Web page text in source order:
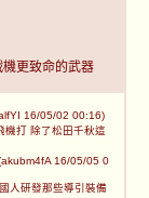
更致命的武器
16/05/02 00:16)
機打 除了松田千秋這
16/05/05 0
人研發那些導引裝備